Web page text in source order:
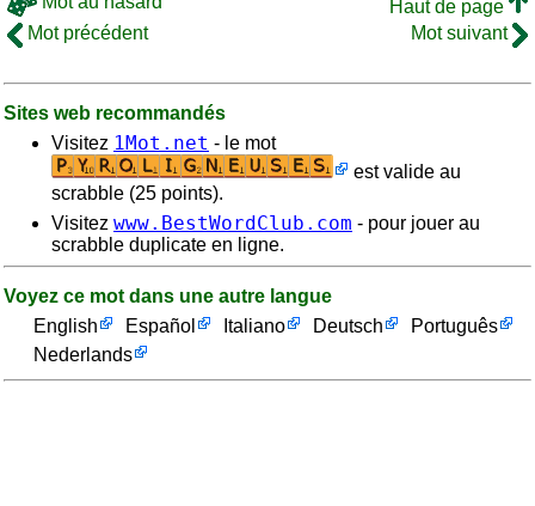
Haut de page
Mot précédent
Mot suivant
Sites web recommandés
Visitez 1Mot.net - le mot
est valide au
scrabble (25 points).
Visitez www.BestWordClub.com - pour jouer au
scrabble duplicate en ligne.
Voyez ce mot dans une autre langue
English
Español Italiano Deutsch
Português
Nederlands